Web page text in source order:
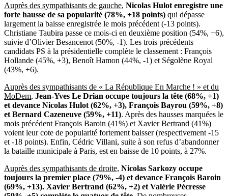
Auprès des sympathisants de gauche, Nicolas Hulot enregistre une
forte hausse de sa popularité (78%, +18 points) qui dépasse
largement la baisse enregistrée le mois précédent (-13 points).
Christiane Taubira passe ce mois-ci en deuxième position (54%, +6),
suivie d’Olivier Besancenot (50%, -1). Les trois précédents
candidats PS à la présidentielle complète le classement : François
Hollande (45%, +3), Benoît Hamon (44%, -1) et Ségolène Royal
(43%, +6).
Auprès des sympathisants de « La République En Marche ! » et du
MoDem, Jean-Yves Le Drian occupe toujours la tête (68%, +1)
et devance Nicolas Hulot (62%, +3), François Bayrou (59%, +8)
et Bernard Cazeneuve (59%, +11). Après des hausses marquées le
mois précédent François Baroin (41%) et Xavier Bertrand (41%)
voient leur cote de popularité fortement baisser (respectivement -15
et -18 points). Enfin, Cédric Villani, suite à son refus d’abandonner
la bataille municipale à Paris, est en baisse de 10 points, à 27%.
Auprès des sympathisants de droite, Nicolas Sarkozy occupe
toujours la premier place (79%, -4) et devance François Baroin
(69%, +13). Xavier Bertrand (62%, +2) et Valérie Pécresse